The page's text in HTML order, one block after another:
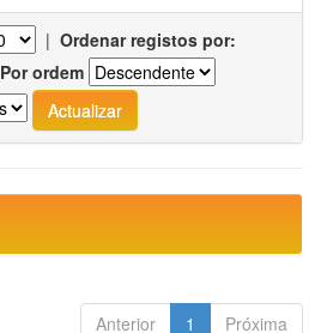
| Ordenar registos por:
Por ordem
Anterior 1 Próxima